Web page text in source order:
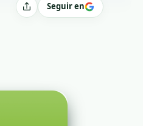
CompartirSeguir en